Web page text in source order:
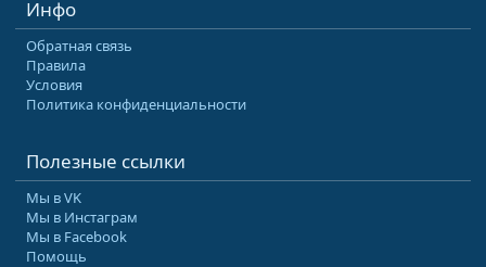
Инфо
Обратная связь
Правила
Условия
Политика конфиденциальности
Полезные ссылки
Мы в VK
Мы в Инстаграм
Мы в Facebook
Помощь